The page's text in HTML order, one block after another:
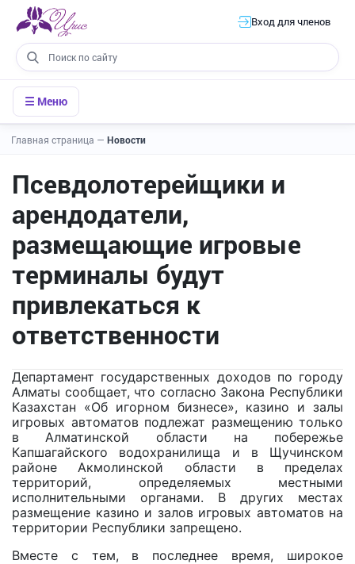
Вход для членов
☰ Меню
Главная страница — Новости
Псевдолотерейщики и
арендодатели,
размещающие игровые
терминалы будут
привлекаться к
ответственности
Департамент государственных доходов по городу
Алматы сообщает, что согласно Закона Республики
Казахстан «Об игорном бизнесе», казино и залы
игровых автоматов подлежат размещению только
в Алматинской области на побережье
Капшагайского водохранилища и в Щучинском
районе Акмолинской области в пределах
территорий, определяемых местными
исполнительными органами. В других местах
размещение казино и залов игровых автоматов на
территории Республики запрещено.
Вместе с тем, в последнее время, широкое